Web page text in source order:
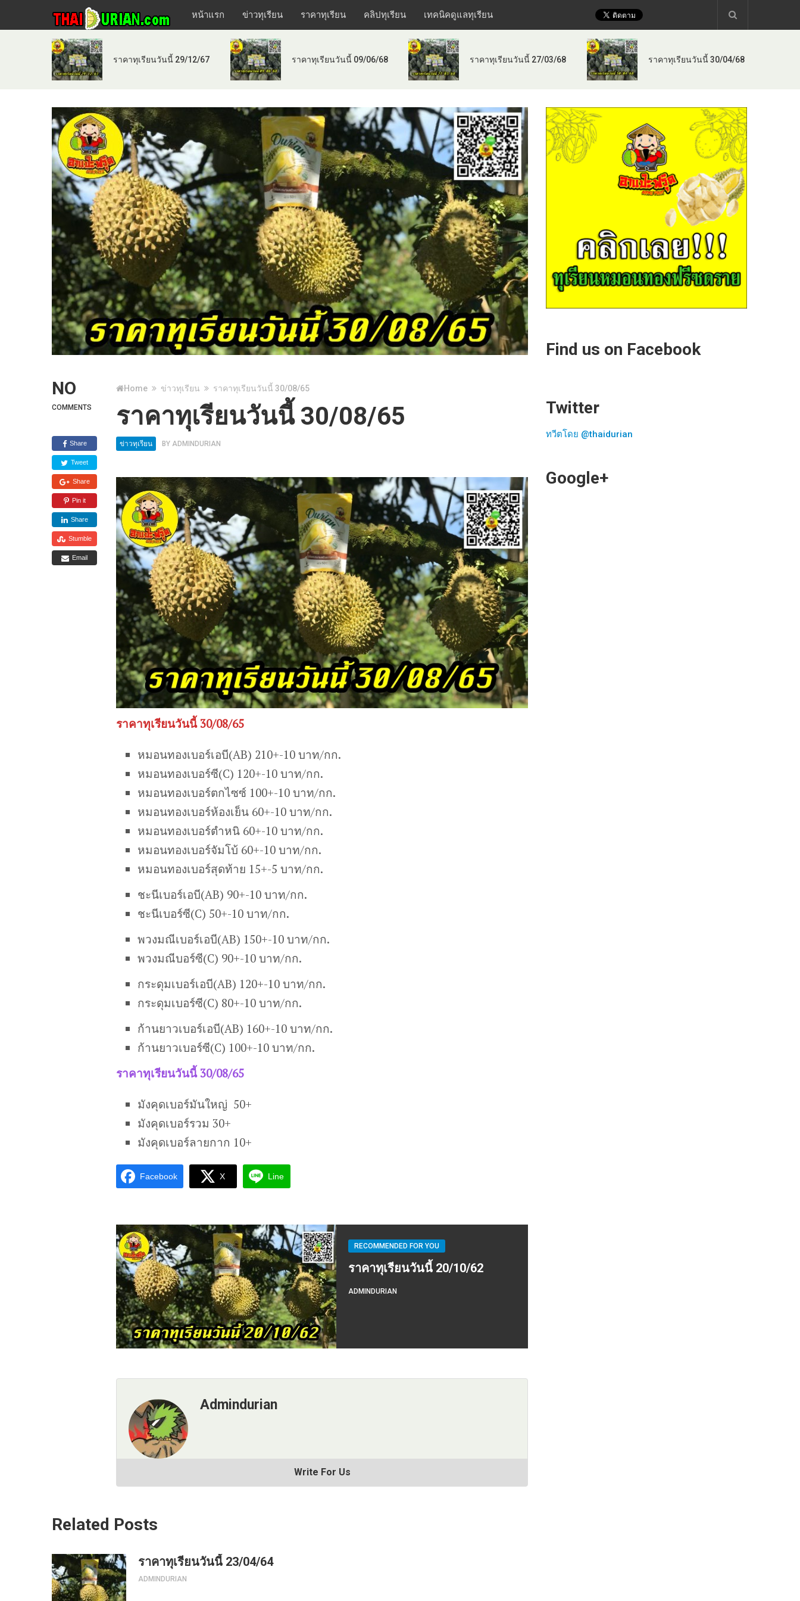
หน้าแรก ข่าวทุเรียน ราคาทุเรียน คลิปทุเรียน เทคนิคดูแลทุเรียน
ราคาทุเรียนวันนี้ 29/12/67 ราคาทุเรียนวันนี้ 09/06/68 ราคาทุเรียนวันนี้ 27/03/68 ราคาทุเรียนวันนี้ 30/04/68
NO
COMMENTS
Share
Tweet
Share
Pin it
Share
Stumble
Email
Home ข่าวทุเรียน ราคาทุเรียนวันนี้ 30/08/65
ราคาทุเรียนวันนี้ 30/08/65
ข่าวทุเรียน BY ADMINDURIAN
ราคาทุเรียนวันนี้ 30/08/65
หมอนทองเบอร์เอบี(AB) 210+-10 บาท/กก.
หมอนทองเบอร์ซี(C) 120+-10 บาท/กก.
หมอนทองเบอร์ตกไซซ์ 100+-10 บาท/กก.
หมอนทองเบอร์ห้องเย็น 60+-10 บาท/กก.
หมอนทองเบอร์ตำหนิ 60+-10 บาท/กก.
หมอนทองเบอร์จัมโบ้ 60+-10 บาท/กก.
หมอนทองเบอร์สุดท้าย 15+-5 บาท/กก.
ชะนีเบอร์เอบี(AB) 90+-10 บาท/กก.
ชะนีเบอร์ซี(C) 50+-10 บาท/กก.
พวงมณีเบอร์เอบี(AB) 150+-10 บาท/กก.
พวงมณีบอร์ซี(C) 90+-10 บาท/กก.
กระดุมเบอร์เอบี(AB) 120+-10 บาท/กก.
กระดุมเบอร์ซี(C) 80+-10 บาท/กก.
ก้านยาวเบอร์เอบี(AB) 160+-10 บาท/กก.
ก้านยาวเบอร์ซี(C) 100+-10 บาท/กก.
ราคาทุเรียนวันนี้ 30/08/65
มังคุดเบอร์มันใหญ่ 50+
มังคุดเบอร์รวม 30+
มังคุดเบอร์ลายกาก 10+
Facebook X Line
RECOMMENDED FOR YOU
ราคาทุเรียนวันนี้ 20/10/62
ADMINDURIAN
Admindurian
Write For Us
Related Posts
ราคาทุเรียนวันนี้ 23/04/64
ADMINDURIAN
Find us on Facebook
Twitter
ทวีตโดย @thaidurian
Google+